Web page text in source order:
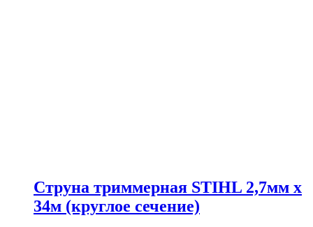
Струна триммерная STIHL 2,7мм х
34м (круглое сечение)